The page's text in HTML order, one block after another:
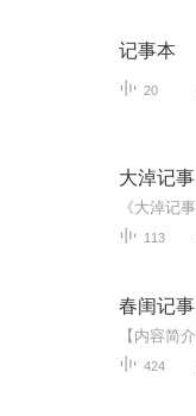
记事本
20
大淖记事
113
春闺记事
424